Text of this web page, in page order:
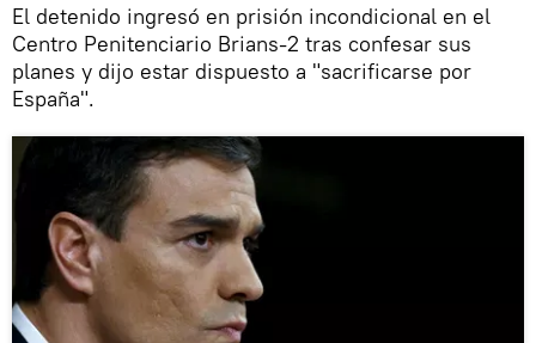
El detenido ingresó en prisión incondicional en el
Centro Penitenciario Brians-2 tras confesar sus
planes y dijo estar dispuesto a "sacrificarse por
España".